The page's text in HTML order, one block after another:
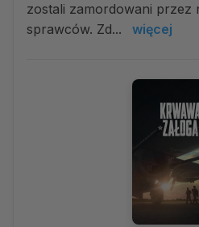
zostali zamordowani przez
sprawców. Zd...
więcej